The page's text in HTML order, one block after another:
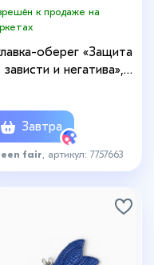
к продаже на
оберег «Защита
зависти и негатива»,
Завтра
fair , артикул: 7757663